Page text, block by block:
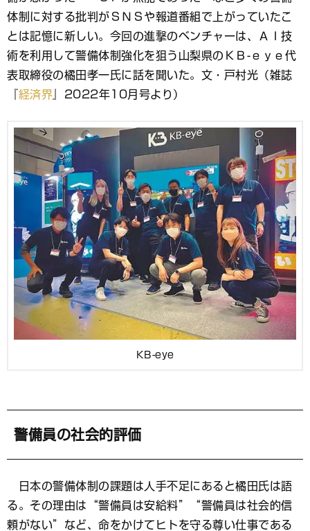
体制に対する批判がＳＮＳや報道番組で上がっていたこ
とは記憶に新しい。今回の進撃のベンチャーは、ＡＩ技
術を利用して警備体制強化を狙う山梨県のＫＢ-ｅｙｅ代
表取締役の橘田孝一氏に話を聞いた。文・戸村光（雑誌
経済界 』2022年10月号より）
KB-eye
警備員の社会的評価
日本の警備体制の課題は人手不足にあると橘田氏は語
る。その理由は“警備員は安給料”“警備員は社会的信
頼がない”など、命をかけてヒトを守る尊い仕事である